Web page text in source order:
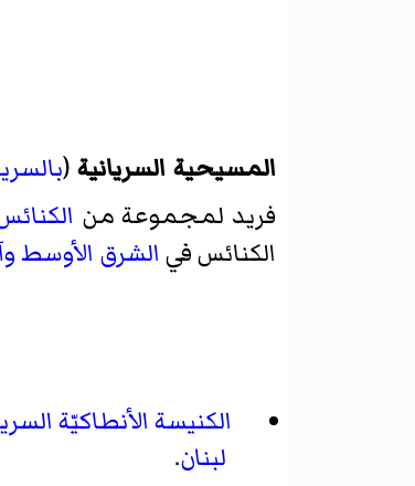
المسيحية السريانية(
فريد لمجموعة من
الكنائس في الشرق الأوسط
الكنيسة الأنطاكيّة
لبنان.